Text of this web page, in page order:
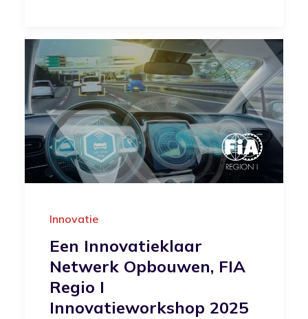
Innovatie
Een Innovatieklaar
Netwerk Opbouwen, FIA
Regio I
Innovatieworkshop 2025